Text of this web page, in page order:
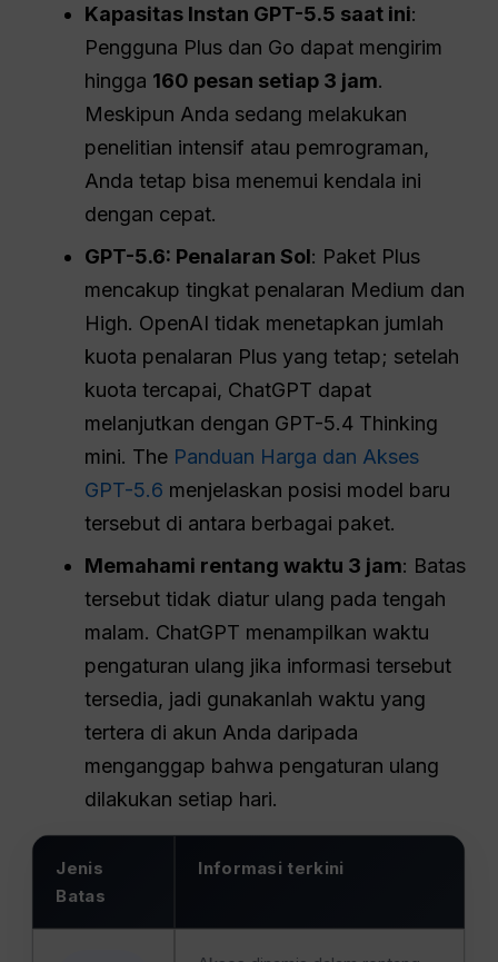
Kapasitas Instan GPT-5.5 saat ini:
Pengguna Plus dan Go dapat mengirim
hingga 160 pesan setiap 3 jam.
Meskipun Anda sedang melakukan
penelitian intensif atau pemrograman,
Anda tetap bisa menemui kendala ini
dengan cepat.
GPT-5.6: Penalaran Sol: Paket Plus
mencakup tingkat penalaran Medium dan
High. OpenAI tidak menetapkan jumlah
kuota penalaran Plus yang tetap; setelah
kuota tercapai, ChatGPT dapat
melanjutkan dengan GPT-5.4 Thinking
mini. The Panduan Harga dan Akses
GPT-5.6 menjelaskan posisi model baru
tersebut di antara berbagai paket.
Memahami rentang waktu 3 jam: Batas
tersebut tidak diatur ulang pada tengah
malam. ChatGPT menampilkan waktu
pengaturan ulang jika informasi tersebut
tersedia, jadi gunakanlah waktu yang
tertera di akun Anda daripada
menganggap bahwa pengaturan ulang
dilakukan setiap hari.
Jenis
Batas
Informasi terkini